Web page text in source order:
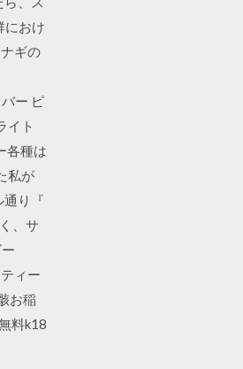
におけ
ギの
ー ピ
イト
各種は
私が
通り『
、サ
ィー
お稲
料k18